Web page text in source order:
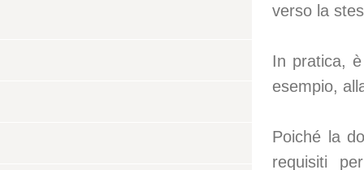
verso la
In pratica,
esempio,
Poiché la
requisiti